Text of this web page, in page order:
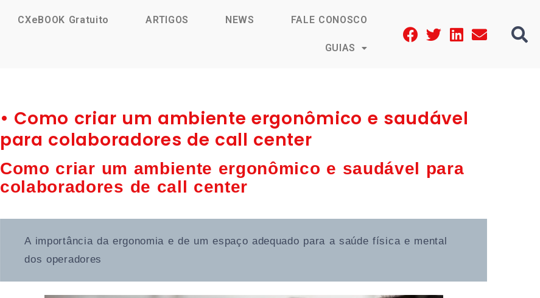
CXeBOOK Gratuito ARTIGOS NEWS FALE CONOSCO
GUIAS
• Como criar um ambiente ergonômico e saudável
para colaboradores de call center
Como criar um ambiente ergonômico e saudável para
colaboradores de call center
A importância da ergonomia e de um espaço adequado para a saúde física e mental
dos operadores